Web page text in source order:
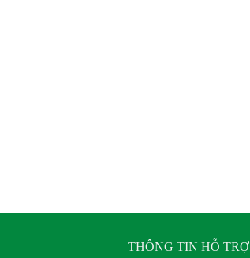
THÔNG TIN HỖ TRỢ